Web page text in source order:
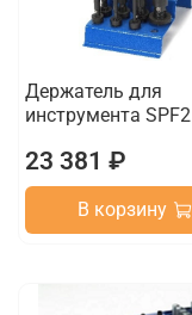
Держатель для
инструмента SPF2
23 381 ₽
В корзину